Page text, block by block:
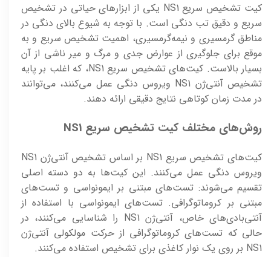
کیت تشخیص سریع NS1 یکی از ابزارهای حیاتی در تشخیص
سریع و دقیق تب دنگی است. با توجه به شیوع بالای دنگی در
مناطق گرمسیری و نیمه‌گرمسیری، اهمیت تشخیص سریع و به
موقع برای جلوگیری از عوارض جدی و مرگ و میر ناشی از آن
بسیار بالاست. کیت‌های تشخیص سریع NS1، که اغلب بر پایه
تشخیص آنتی‌ژن NS1 ویروس دنگی عمل می‌کنند، می‌توانند
در مدت زمان کوتاهی نتایج دقیقی ارائه دهند.
روش‌های مختلف کیت تشخیص سریع NS1
کیت‌های تشخیص سریع NS1 بر اساس تشخیص آنتی‌ژن NS1
ویروس دنگی عمل می‌کنند. این کیت‌ها به دو دسته اصلی
تقسیم می‌شوند: تست‌های مبتنی بر ایمونواسی و تست‌های
مبتنی بر کروماتوگرافی. تست‌های ایمونواسی با استفاده از
آنتی‌بادی‌های خاص، آنتی‌ژن NS1 را شناسایی می‌کنند، در
حالی که تست‌های کروماتوگرافی از حرکت مولکولی آنتی‌ژن
NS1 بر روی یک نوار کاغذی برای تشخیص استفاده می‌کنند.